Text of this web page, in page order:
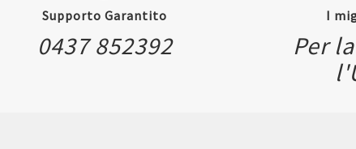
Supporto Garantito
0437 852392
I
Per